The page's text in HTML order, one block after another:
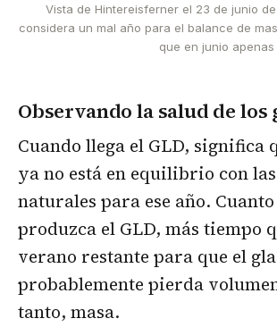
Vista de Hintereisferner el 23 de junio
considera un mal año para el balance de
que en junio
Observando la salud de los
Cuando llega el GLD, significa
ya no está en equilibrio con
naturales para ese año. Cuanto
produzca el GLD, más tiempo
verano restante para que el
probablemente pierda
tanto, masa.